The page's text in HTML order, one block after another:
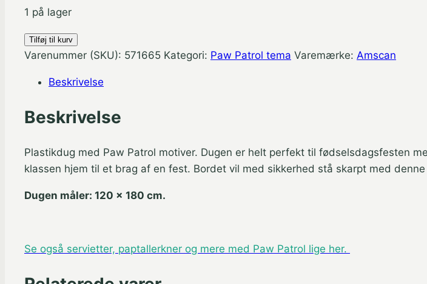
1 på lager
Paw
Patrol
120
180
antal
Tilføj til kurv
Varenummer (SKU): 571665 Kategori: Paw Patrol tema Varemærke: Amscan
Beskrivelse
Beskrivelse
Plastikdug med Paw Patrol motiver. Dugen er helt perfekt til fødselsdagsfesten
klassen hjem til et brag af en fest. Bordet vil med sikkerhed stå skarpt med
Dugen måler: 120 x 180 cm.
Se også servietter, paptallerkner og mere med Paw Patrol lige her.